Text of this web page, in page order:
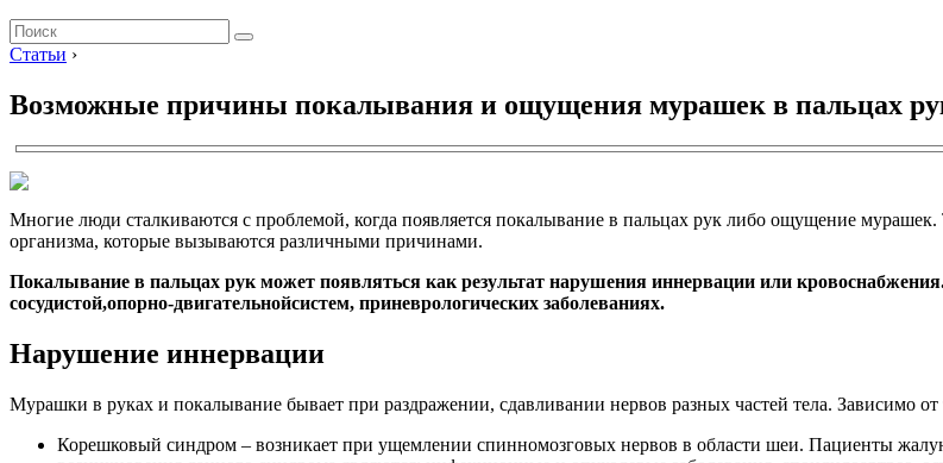
Статьи ›
Возможные причины покалывания и ощущения мурашек в пальцах
Многие люди сталкиваются с проблемой, когда появляется покалывание в пальцах рук либо ощущение
организма, которые вызываются различными причинами.
Покалывание в пальцах рук может появляться как результат нарушения иннервации или
сосудистой,опорно-двигательнойсистем, приневрологических заболеваниях.
Нарушение иннервации
Мурашки в руках и покалывание бывает при раздражении, сдавливании нервов разных частей тела. Зависимо
Корешковый синдром – возникает при ущемлении спинномозговых нервов в области шеи. Пациенты